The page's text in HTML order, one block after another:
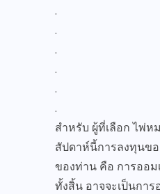
.
.
.
.
.
.
สำหรับ ผู้ที่เลือก ไพ่ห
สัปดาห์นี้การลงทุนข
ของท่าน คือ การออม
ทั้งสิ้น อาจจะเป็นกา